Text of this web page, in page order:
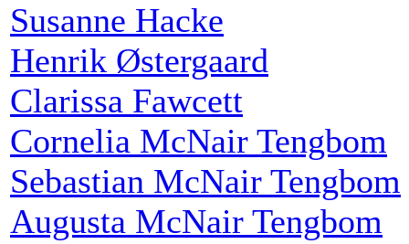
Susanne Hacke
Henrik Østergaard
Clarissa Fawcett
Cornelia McNair Tengbom
Sebastian McNair Tengbom
Augusta McNair Tengbom